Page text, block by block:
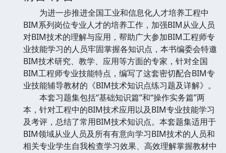
为进一步推进全国工业和信息化人才培养工程中
BIM系列岗位专业人才的培养工作，加强BIM从业人员
对BIM技术的理解与应用，帮助广大参加BIM工程师专
业技能学习的人员牢固掌握各知识点，本书编委会特邀
BIM技术研究、教学、应用等方面的专家，针对全国
BIM工程师专业技能特点，编写了这套密切配合BIM专
业技能辅导教材的《BIM技术知识点练习题及详解》。
本套习题集包括“基础知识篇”和“操作实务篇”两
本，针对工程中的BIM技术应用以及BIM专业技能学习
及考评，总结了常用BIM技术知识点。本套题集适用于
BIM领域从业人员及所有有意向学习BIM技术的人员和
相关专业学生自我检查学习效果、高效理解掌握教材中